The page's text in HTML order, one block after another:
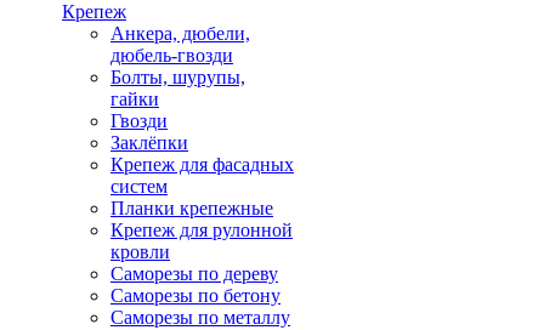
Крепеж
Анкера, дюбели,
дюбель-гвозди
Болты, шурупы,
гайки
Гвозди
Заклёпки
Крепеж для фасадных
систем
Планки крепежные
Крепеж для рулонной
кровли
Саморезы по дереву
Саморезы по бетону
Саморезы по металлу